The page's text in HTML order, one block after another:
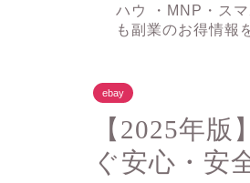
ハウ ・MNP・ス
も副業のお得情報
ebay
【2025年
ぐ安心・安